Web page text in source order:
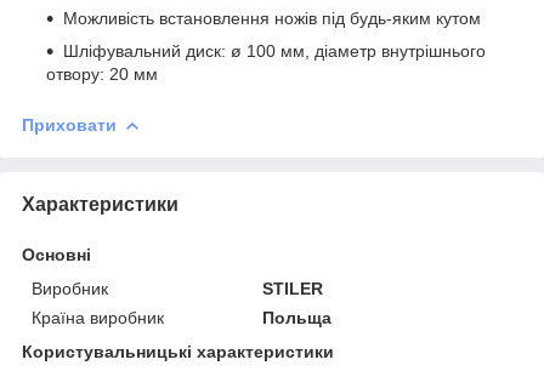
Можливість встановлення ножів під будь-яким кутом
Шліфувальний диск: ø 100 мм, діаметр внутрішнього
отвору: 20 мм
Приховати
Характеристики
Основні
Виробник
STILER
Країна виробник
Польща
Користувальницькі характеристики